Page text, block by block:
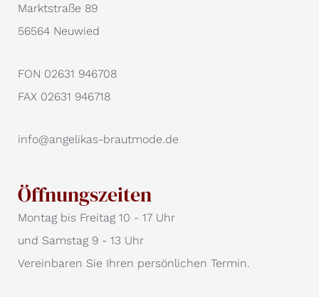
Marktstraße 89
56564 Neuwied
FON 02631 946708
FAX 02631 946718
info@angelikas-brautmode.de
Öffnungszeiten
Montag bis Freitag 10 - 17 Uhr
und Samstag 9 - 13 Uhr
Vereinbaren Sie Ihren persönlichen Termin.